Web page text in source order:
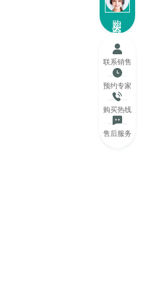
购买咨询
联系销售
预约专家
购买热线
售后服务